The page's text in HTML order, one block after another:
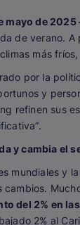
mayo de
de verano.
más
por la
y
refinen sus
y cambia el
mundiales y
cambios.
del 2% en
2% al